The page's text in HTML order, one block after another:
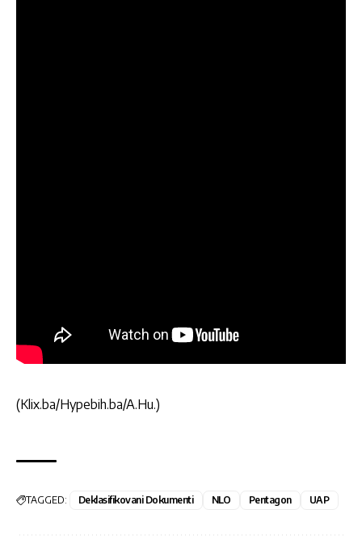
(Klix.ba/Hypebih.ba/A.Hu.)
TAGGED: Deklasifikovani Dokumenti NLO Pentagon UAP